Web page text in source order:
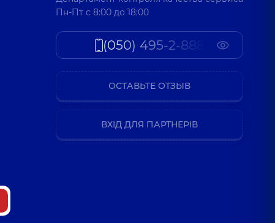
Пн-Пт c 8:00 до 18:00
(050) 495-2-888
ОСТАВЬТЕ ОТЗЫВ
ВХІД ДЛЯ ПАРТНЕРІВ